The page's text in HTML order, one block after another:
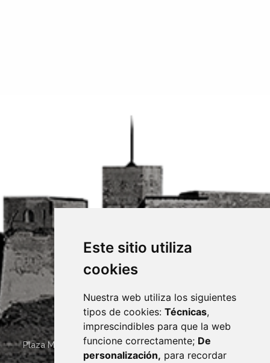
Este sitio utiliza
cookies
Nuestra web utiliza los siguientes
tipos de cookies: Técnicas,
imprescindibles para que la web
funcione correctamente; De
personalización, para recordar
Plaza Mayor 4 22400 MONZÓN - ARAGÓN (ESPAÑA)
· (34) 974 400 700 ·